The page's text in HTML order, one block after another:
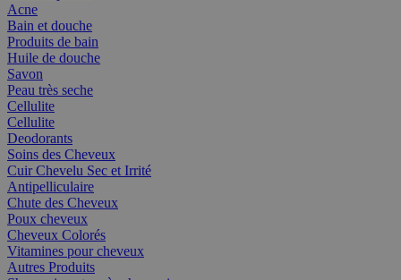
Acne
Bain et douche
Produits de bain
Huile de douche
Savon
Peau très seche
Cellulite
Cellulite
Deodorants
Soins des Cheveux
Cuir Chevelu Sec et Irrité
Antipelliculaire
Chute des Cheveux
Poux cheveux
Cheveux Colorés
Vitamines pour cheveux
Autres Produits